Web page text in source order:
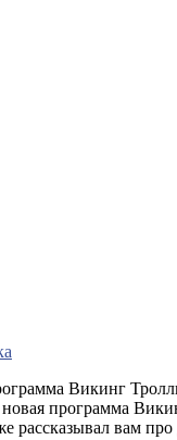
Викинг
программа
рассказывал вам